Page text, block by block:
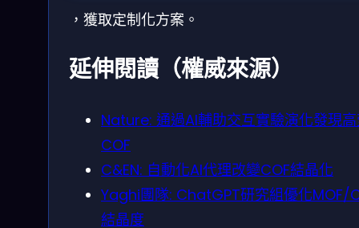
，獲取定制化方案。
延伸閱讀（權威來源）
Nature: 通過AI輔助交互實驗演化發現
COF
C&EN: 自動化AI代理改變COF結晶化
Yaghi團隊: ChatGPT研究組優化MOF/
結晶度